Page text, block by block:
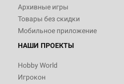
Архивные игры
Товары без скидки
Мобильное приложение
НАШИ ПРОЕКТЫ
Hobby World
Игрокон